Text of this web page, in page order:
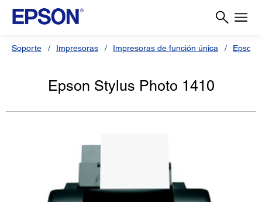
Soporte Impresoras Impresoras de función única Epson
Epson Stylus Photo 1410